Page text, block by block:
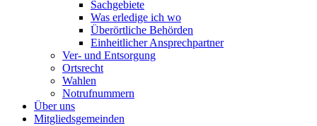
Sachgebiete
Was erledige ich wo
Überörtliche Behörden
Einheitlicher Ansprechpartner
Ver- und Entsorgung
Ortsrecht
Wahlen
Notrufnummern
Über uns
Mitgliedsgemeinden